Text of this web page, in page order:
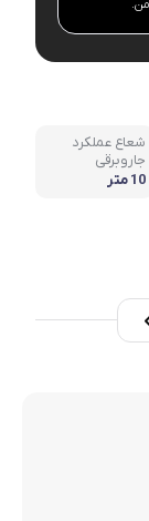
شعاع عملکرد
جاروبرقی
10 متر